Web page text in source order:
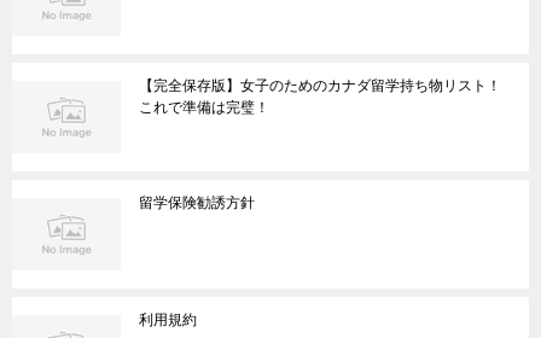
【完全保存版】女子のためのカナダ留学持ち物リスト！
これで準備は完璧！
留学保険勧誘方針
利用規約